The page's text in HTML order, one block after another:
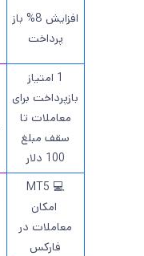
افزایش 8% باز
پرداخت
1 امتیاز
بازپرداخت برای
معاملات تا
سقف مبلغ
100 دلار
💻 MT5
امکان
معاملات در
فارکس